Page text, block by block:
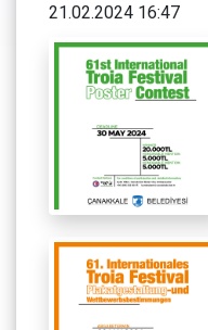
21.02.2024 16:47